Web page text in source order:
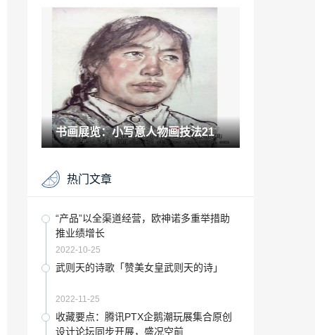
深圳音体美纳入高中学考「深圳美术特长
2022-12-09
文化艺术：吴山明教授师生中国画作品展
2021-12-07
昨晚 这不也挺热闹的说说「太热闹了」
2022-12-21
传承下去
王紫璇黑色礼服「王紫璇」
2023-01-04
动漫效果的滤镜「视频动漫滤镜」
2022-11-18
为什么学书法一句话概括「学习书法为何
入门难 古人仅用两句话就阐明了本质」
书画展览：小写意人物画技法21
热门文章
“产品”以全渠道经营，欧神诺多重举措助
推业绩增长
2022-10-25
武则天的诗歌「赞美女皇武则天的诗」
2022-11-25
收藏要点：腾讯PTX企鹅潮玩展集合原创
设计论坛同步开展，盛况空前